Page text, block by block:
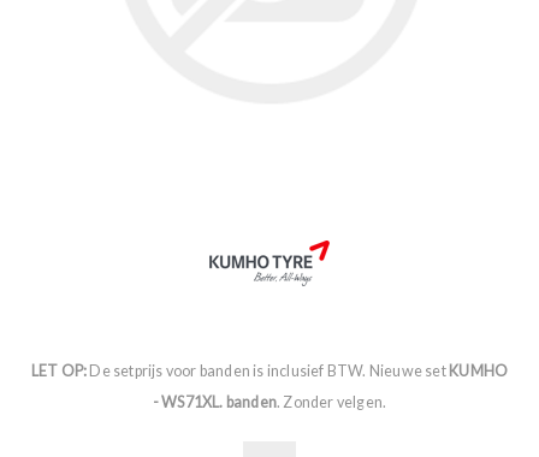
LET OP: De setprijs voor banden is inclusief BTW. Nieuwe set KUMHO
- WS71XL. banden. Zonder velgen.